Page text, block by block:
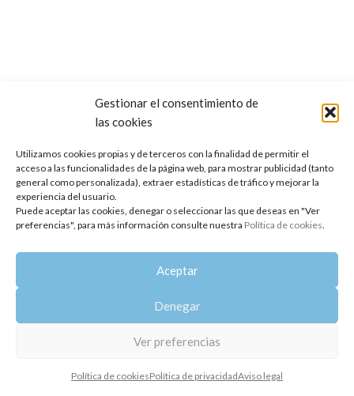
Gestionar el consentimiento de
las cookies
Utilizamos cookies propias y de terceros con la finalidad de permitir el
acceso a las funcionalidades de la página web, para mostrar publicidad (tanto
general como personalizada), extraer estadísticas de tráfico y mejorar la
experiencia del usuario.
Puede aceptar las cookies, denegar o seleccionar las que deseas en "Ver
preferencias", para más información consulte nuestra Política de cookies.
Aceptar
Denegar
Ver preferencias
Política de cookiesPolítica de privacidadAviso legal
Copyright 2014-2025
Política de privacidad Aviso legal | Política de cookies